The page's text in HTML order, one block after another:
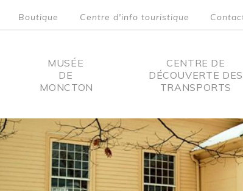
Boutique Centre d'info touristique
MUSÉE
DE
MONCTON
CENTRE DE
DÉCOUVERTE DES
TRANSPORTS